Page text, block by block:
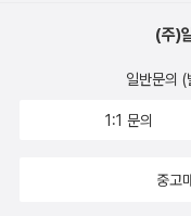
말 위험해질 것임을 암시
겠죠. 하지만 또다시 저
는 그 편이 나아요.'
는 제안을 수락하고, 혹
해 더럽혀졌다는 생각과
어놓는 데 비해, 폭행한
해소하는 그 순간 지워져
사람들에게는 오히려 희
책에 있지만, 내가 몰랐
다. 이 프로그램을 같이
것. 주로 글을 쓰는 것으
는 절망적이었다. 수술한
으로, 상대방을 완전히
이란 당신(상대 여성) 위
냈습니다. 그러고는 정작
고나니 상처받는 일 투성
이 없을 때부터 내가 페
자로서 살아가는 일이 매
하게도 내 주변이 나와
꼭 해주어야 할 작자들이
서 피하니까)을 감사해
(주)
일반문의 (
1:1 문의
중고